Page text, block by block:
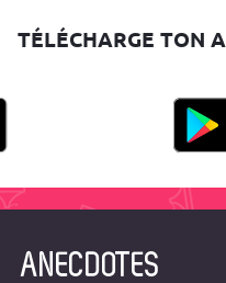
TÉLÉCHARGE TON
ANECDOTES